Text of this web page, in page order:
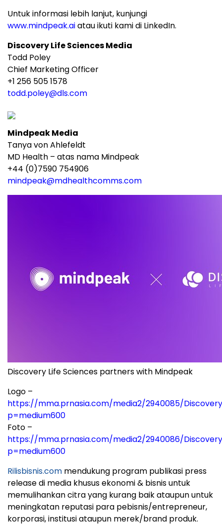
Untuk informasi lebih lanjut, kunjungi
www.mindpeak.aiatau ikuti kami di LinkedIn.
Discovery Life Sciences Media
Todd Poley
Chief Marketing Officer
+1 256 505 1578
todd.poley@dls.com
Mindpeak Media
Tanya von Ahlefeldt
MD Health – atas nama Mindpeak
+44 (0)7590 754906
mindpeak@mdhealthcomms.com
Discovery Life Sciences partners with Mindpeak
Logo –
https://mma.prnasia.com/media2/2940085/
p=medium600
Foto –
https://mma.prnasia.com/media2/2940086/
p=medium600
Rilisbisnis.com mendukung program publikasi press
release di media khusus ekonomi & bisnis untuk
memulihankan citra yang kurang baik ataupun untuk
meningkatan reputasi para pebisnis/entrepreneur,
korporasi, institusi ataupun merek/brand produk.